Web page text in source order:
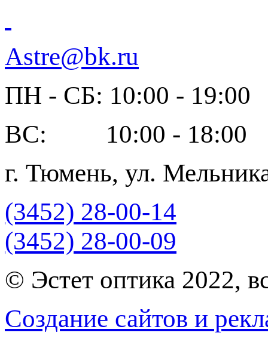
Astre@bk.ru
ПН - СБ: 10:00 - 19:00
ВС: 10:00 - 18:00
г. Тюмень, ул.
(3452) 28-00-14
(3452) 28-00-09
© Эстет оптика 2022,
Создание сайтов и